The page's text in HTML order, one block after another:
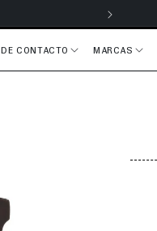
CONTACTO MARCAS